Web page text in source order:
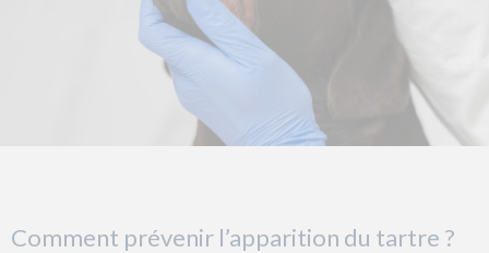
Comment prévenir l’apparition du tartre ?